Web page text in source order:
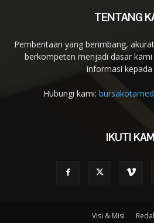
TENTANG
Pemberitaan yang berimbang,
berkompeten menjadi dasar
informasi kepada
Hubungi kami:
IKUTI
Visi & Misi